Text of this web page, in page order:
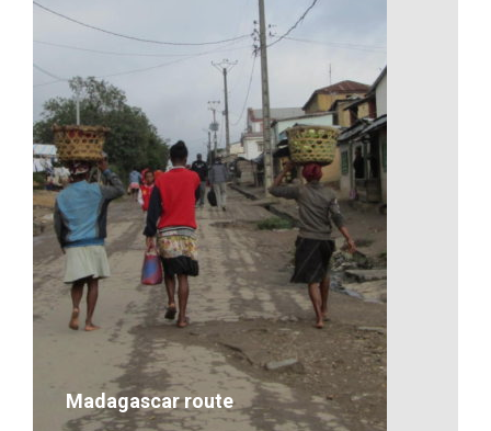
Les bananes de Madagascar
VOIR LE DÉTAIL
Madagascar route